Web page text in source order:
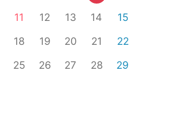
11 12 13 14
15
18 19 20 21
22
25 26 27 28
29